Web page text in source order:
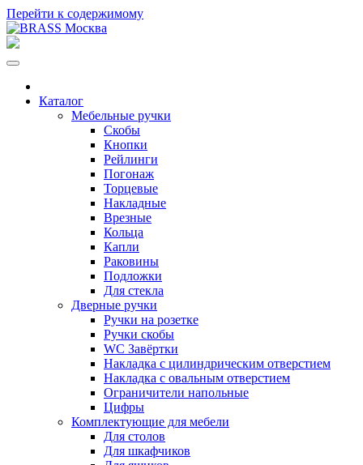
Перейти к содержимому
Каталог
Мебельные ручки
Скобы
Кнопки
Рейлинги
Погонаж
Торцевые
Накладные
Врезные
Кольца
Капли
Раковины
Подложки
Для стекла
Дверные ручки
Ручки на розетке
Ручки скобы
WC Завёртки
Накладка с цилиндрическим отверстием
Накладка с овальным отверстием
Ограничители напольные
Цифры
Комплектующие для мебели
Для столов
Для шкафчиков